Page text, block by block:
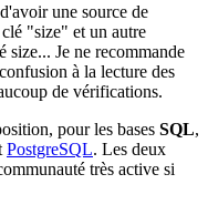
une source de
"size" et un autre
Je ne recommande
à la lecture des
de vérifications.
pour les bases SQL,
PostgreSQL. Les deux
très active si